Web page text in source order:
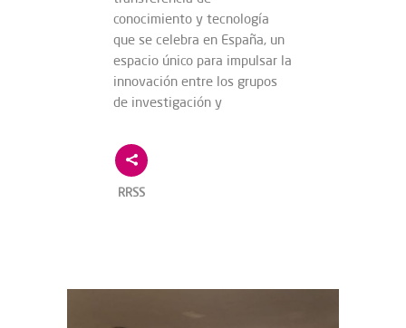
conocimiento y tecnología
que se celebra en España, un
espacio único para impulsar la
innovación entre los grupos
de investigación y
RRSS